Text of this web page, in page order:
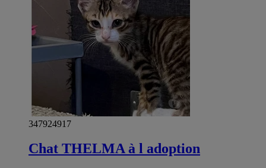
347924917
Chat THELMA à l adoption